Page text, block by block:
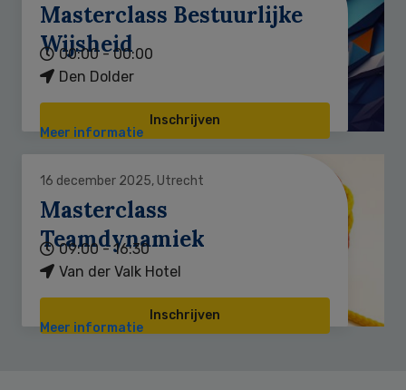
Masterclass Bestuurlijke
Wijsheid
00:00 - 00:00
Den Dolder
Inschrijven
Meer informatie
16 december 2025, Utrecht
Masterclass
Teamdynamiek
09:00 - 16:30
Van der Valk Hotel
Inschrijven
Meer informatie